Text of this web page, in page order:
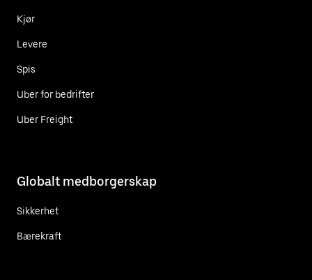
Kjør
Levere
Spis
Uber for bedrifter
Uber Freight
Globalt medborgerskap
Sikkerhet
Bærekraft